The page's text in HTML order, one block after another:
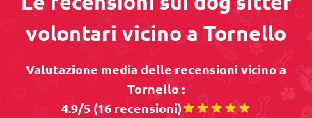
volontari vicino a Tornello
Valutazione media delle recensioni vicino a
Tornello :
4.9/5 (16 recensioni)